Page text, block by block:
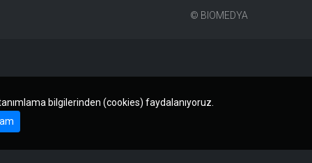
bilgilerinden (cookies) faydalanıyoruz.
© BIOMEDYA